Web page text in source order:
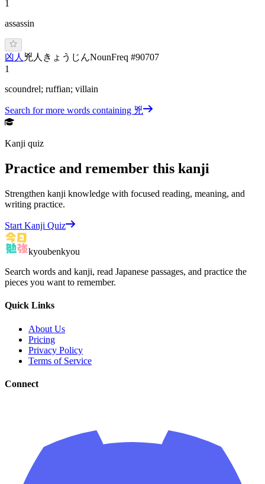
1
assassin
凶人 兇人 きょうじんNounFreq #90707
1
scoundrel; ruffian; villain
Search for more words containing 兇
Kanji quiz
Practice and remember this kanji
Strengthen kanji knowledge with focused reading, meaning, and
writing practice.
Start Kanji Quiz
kyoubenkyou
Search words and kanji, read Japanese passages, and practice the
pieces you want to remember.
Quick Links
About Us
Pricing
Privacy Policy
Terms of Service
Connect